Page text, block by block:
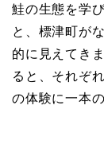
鮭の生態を学
と、標津町が
的に見えてき
ると、それぞ
の体験に一本